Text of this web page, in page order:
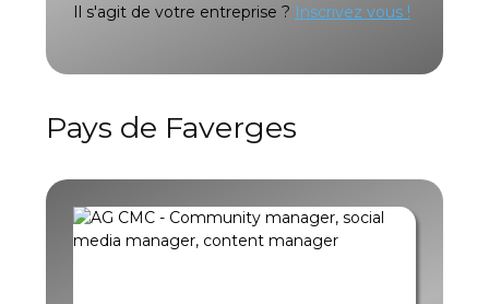
Il s'agit de votre entreprise ? Inscrivez vous !
Pays de Faverges